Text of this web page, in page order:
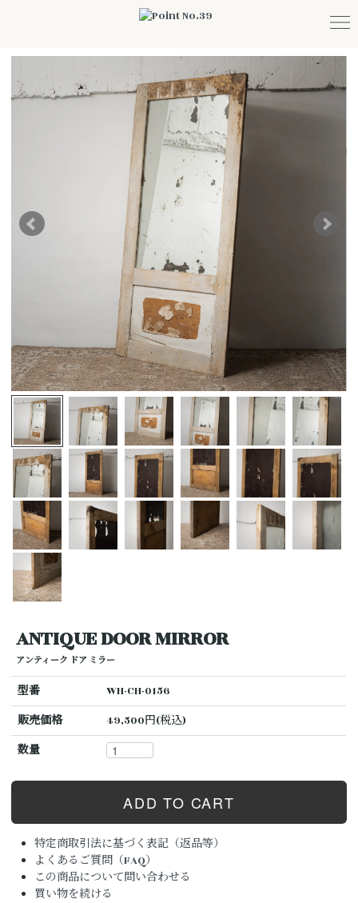
ANTIQUE DOOR MIRROR
アンティーク ドア ミラー
型番
WH-CH-0156
販売価格
49,500円(税込)
数量
特定商取引法に基づく表記（返品等）
よくあるご質問（FAQ）
この商品について問い合わせる
買い物を続ける